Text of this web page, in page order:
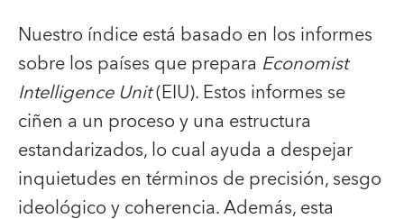
Nuestro índice está basado en los informes
sobre los países que prepara Economist
Intelligence Unit(EIU). Estos informes se
ciñen a un proceso y una estructura
estandarizados, lo cual ayuda a despejar
inquietudes en términos de precisión, sesgo
ideológico y coherencia. Además, esta